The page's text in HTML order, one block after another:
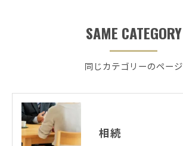
同じカテゴリーのページ
SAME CATEGORY
相続